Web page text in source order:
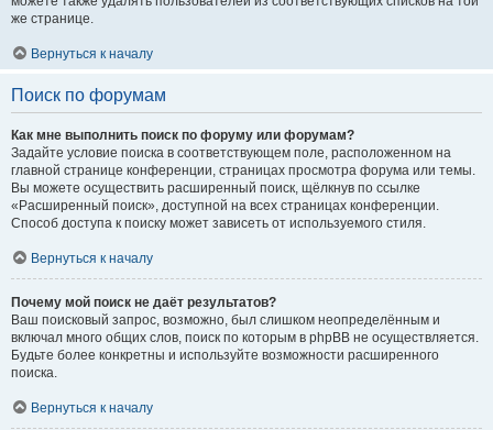
же странице.
Вернуться к началу
Поиск по форумам
Как мне выполнить поиск по форуму или форумам?
Задайте условие поиска в соответствующем поле, расположенном на
главной странице конференции, страницах просмотра форума или темы.
Вы можете осуществить расширенный поиск, щёлкнув по ссылке
«Расширенный поиск», доступной на всех страницах конференции.
Способ доступа к поиску может зависеть от используемого стиля.
Вернуться к началу
Почему мой поиск не даёт результатов?
Ваш поисковый запрос, возможно, был слишком неопределённым и
включал много общих слов, поиск по которым в phpBB не осуществляется.
Будьте более конкретны и используйте возможности расширенного
поиска.
Вернуться к началу